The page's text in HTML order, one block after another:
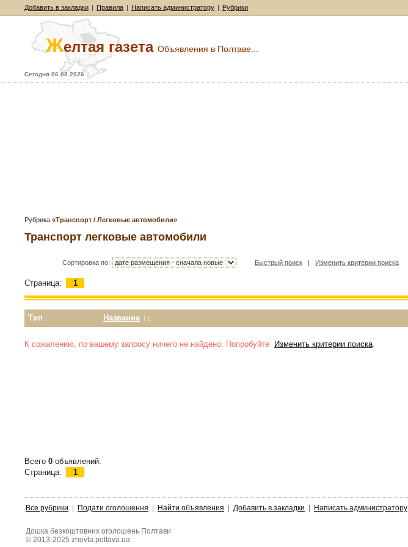
Добавить в закладки | Правила | Написать администратору | Рубрики
Желтая газета Объявления в Полтаве...
Сегодня 06.08.2026
Рубрика «Транспорт / Легковые автомобили»
Транспорт легковые автомобили
Сортировка по: Быстрый поиск | Изменить критерии поиска
Страница: 1
Тип Название ↑↓
К сожалению, по вашему запросу ничего не найдено. Попробуйте Изменить критерии поиска.
Всего 0 объявлений.
Страница:
1
Все рубрики Подати оголошення Найти объявления Добавить в закладки Написать администратору
Дошка безкоштовних оголошень Полтави
© 2013-2025 zhovta.poltava.ua